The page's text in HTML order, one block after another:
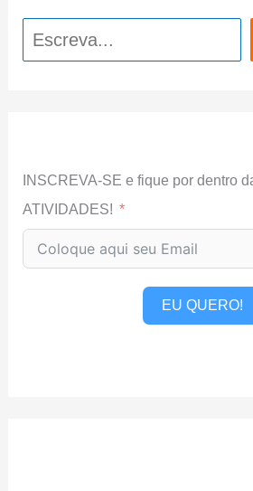
Pesquisar
INSCREVA-SE e fique por dentro
ATIVIDADES!
EU QUERO!